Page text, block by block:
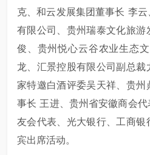
克、和云发展集团董事长 李
有限公司、贵州瑞泰文化旅
俊、贵州悦心云谷农业生态
龙、汇景控股有限公司副总
家特邀白酒评委吴天祥、贵
事长 王进、贵州省安徽商会
友会代表、光大银行、工商
宾出席活动。